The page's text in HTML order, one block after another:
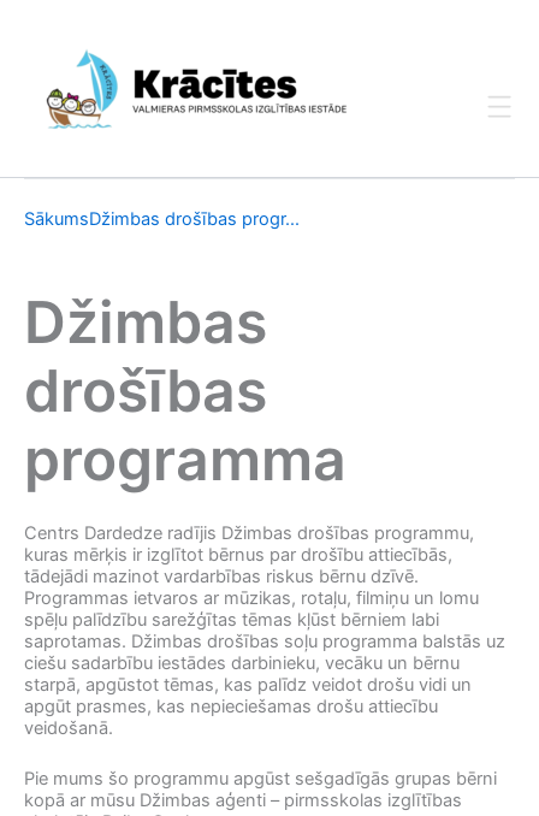
SākumsDžimbas drošības progr...
Džimbas
drošības
programma
Centrs Dardedze radījis Džimbas drošības programmu,
kuras mērķis ir izglītot bērnus par drošību attiecībās,
tādejādi mazinot vardarbības riskus bērnu dzīvē.
Programmas ietvaros ar mūzikas, rotaļu, filmiņu un lomu
spēļu palīdzību sarežģītas tēmas kļūst bērniem labi
saprotamas. Džimbas drošības soļu programma balstās uz
ciešu sadarbību iestādes darbinieku, vecāku un bērnu
starpā, apgūstot tēmas, kas palīdz veidot drošu vidi un
apgūt prasmes, kas nepieciešamas drošu attiecību
veidošanā.
Pie mums šo programmu apgūst sešgadīgās grupas bērni
kopā ar mūsu Džimbas aģenti – pirmsskolas izglītības